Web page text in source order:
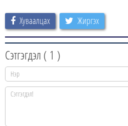
Хуваалцах Жиргэх
Сэтгэгдэл ( 1 )